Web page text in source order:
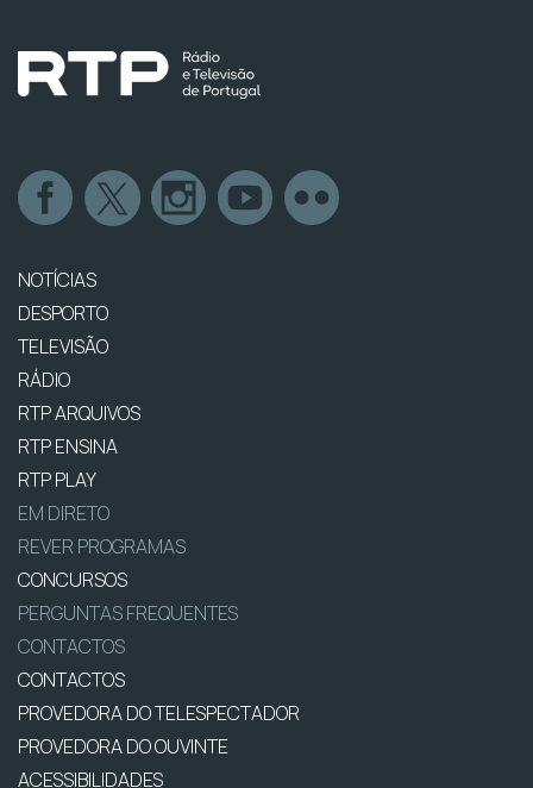
NOTÍCIAS
DESPORTO
TELEVISÃO
RÁDIO
RTP ARQUIVOS
RTP ENSINA
RTP PLAY
EM DIRETO
REVER PROGRAMAS
CONCURSOS
PERGUNTAS FREQUENTES
CONTACTOS
CONTACTOS
PROVEDORA DO TELESPECTADOR
PROVEDORA DO OUVINTE
ACESSIBILIDADES